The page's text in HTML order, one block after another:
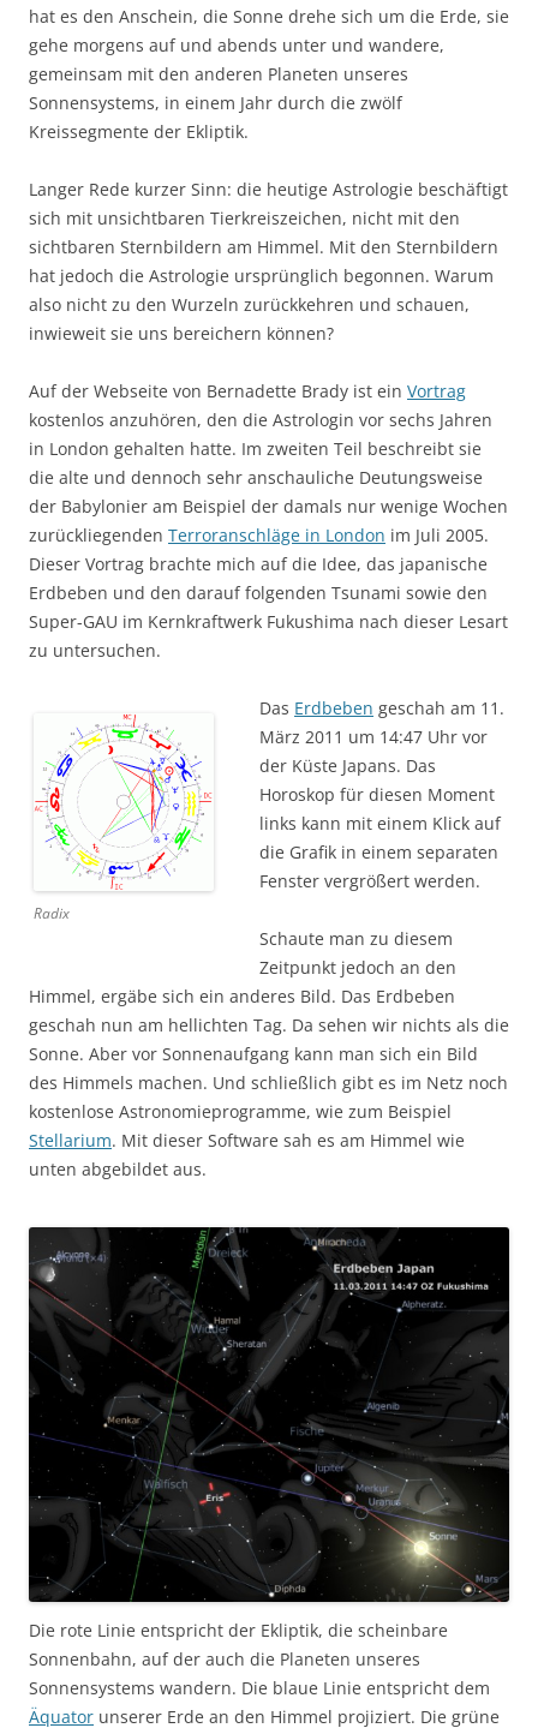
hat es den Anschein, die Sonne drehe sich um die Erde, sie
gehe morgens auf und abends unter und wandere,
gemeinsam mit den anderen Planeten unseres
Sonnensystems, in einem Jahr durch die zwölf
Kreissegmente der Ekliptik.
Langer Rede kurzer Sinn: die heutige Astrologie beschäftigt
sich mit unsichtbaren Tierkreiszeichen, nicht mit den
sichtbaren Sternbildern am Himmel. Mit den Sternbildern
hat jedoch die Astrologie ursprünglich begonnen. Warum
also nicht zu den Wurzeln zurückkehren und schauen,
inwieweit sie uns bereichern können?
Auf der Webseite von Bernadette Brady ist ein Vortrag
kostenlos anzuhören, den die Astrologin vor sechs Jahren
in London gehalten hatte. Im zweiten Teil beschreibt sie
die alte und dennoch sehr anschauliche Deutungsweise
der Babylonier am Beispiel der damals nur wenige Wochen
zurückliegenden Terroranschläge in London im Juli 2005.
Dieser Vortrag brachte mich auf die Idee, das japanische
Erdbeben und den darauf folgenden Tsunami sowie den
Super-GAU im Kernkraftwerk Fukushima nach dieser Lesart
zu untersuchen.
Radix
Das Erdbeben geschah am 11.
März 2011 um 14:47 Uhr vor
der Küste Japans. Das
Horoskop für diesen Moment
links kann mit einem Klick auf
die Grafik in einem separaten
Fenster vergrößert werden.
Schaute man zu diesem
Zeitpunkt jedoch an den
Himmel, ergäbe sich ein anderes Bild. Das Erdbeben
geschah nun am hellichten Tag. Da sehen wir nichts als die
Sonne. Aber vor Sonnenaufgang kann man sich ein Bild
des Himmels machen. Und schließlich gibt es im Netz noch
kostenlose Astronomieprogramme, wie zum Beispiel
Stellarium. Mit dieser Software sah es am Himmel wie
unten abgebildet aus.
Die rote Linie entspricht der Ekliptik, die scheinbare
Sonnenbahn, auf der auch die Planeten unseres
Sonnensystems wandern. Die blaue Linie entspricht dem
Äquator unserer Erde an den Himmel projiziert. Die grüne